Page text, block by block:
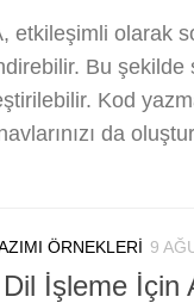
etkileşimli olarak
Bu şekilde
Kod
da
ÖRNEKLERI 9
İşleme İçin